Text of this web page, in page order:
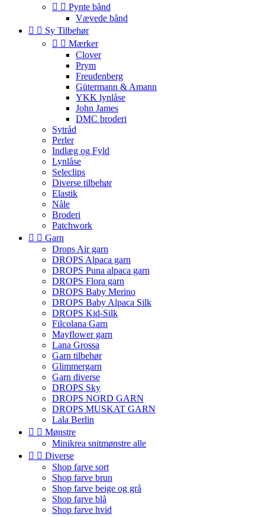
  Pynte bånd
Vævede bånd
  Sy Tilbehør
  Mærker
Clover
Prym
Freudenberg
Gütermann & Amann
YKK lynlåse
John James
DMC broderi
Sytråd
Perler
Indlæg og Fyld
Lynlåse
Seleclips
Diverse tilbehør
Elastik
Nåle
Broderi
Patchwork
  Garn
Drops Air garn
DROPS Alpaca garn
DROPS Puna alpaca garn
DROPS Flora garn
DROPS Baby Merino
DROPS Baby Alpaca Silk
DROPS Kid-Silk
Filcolana Garn
Mayflower garn
Lana Grossa
Garn tilbehør
Glimmergarn
Garn diverse
DROPS Sky
DROPS NORD GARN
DROPS MUSKAT GARN
Lala Berlin
  Mønstre
Minikrea snitmønstre alle
  Diverse
Shop farve sort
Shop farve brun
Shop farve beige og grå
Shop farve blå
Shop farve hvid